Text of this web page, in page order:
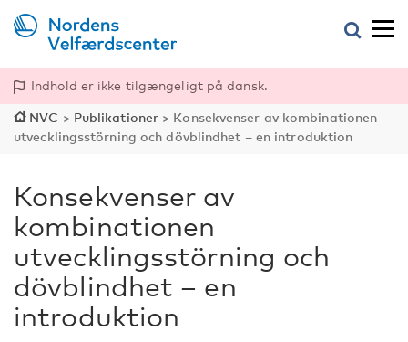
Indhold er ikke tilgængeligt på dansk.
NVC > Publikationer > Konsekvenser av kombinationen
utvecklingsstörning och dövblindhet – en introduktion
Konsekvenser av
kombinationen
utvecklingsstörning och
dövblindhet – en
introduktion